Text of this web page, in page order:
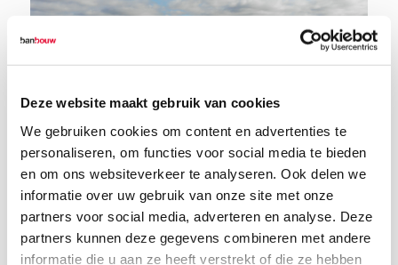
Deze website maakt gebruik van cookies
We gebruiken cookies om content en advertenties te
personaliseren, om functies voor social media te bieden
en om ons websiteverkeer te analyseren. Ook delen we
informatie over uw gebruik van onze site met onze
partners voor social media, adverteren en analyse. Deze
partners kunnen deze gegevens combineren met andere
informatie die u aan ze heeft verstrekt of die ze hebben
4 september 2019